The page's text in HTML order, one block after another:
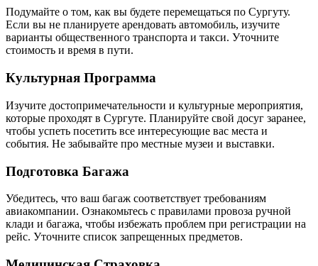
Подумайте о том, как вы будете перемещаться по Сургуту.
Если вы не планируете арендовать автомобиль, изучите
варианты общественного транспорта и такси. Уточните
стоимость и время в пути.
Культурная Программа
Изучите достопримечательности и культурные мероприятия,
которые проходят в Сургуте. Планируйте свой досуг заранее,
чтобы успеть посетить все интересующие вас места и
события. Не забывайте про местные музеи и выставки.
Подготовка Багажа
Убедитесь, что ваш багаж соответствует требованиям
авиакомпании. Ознакомьтесь с правилами провоза ручной
клади и багажа, чтобы избежать проблем при регистрации на
рейс. Уточните список запрещенных предметов.